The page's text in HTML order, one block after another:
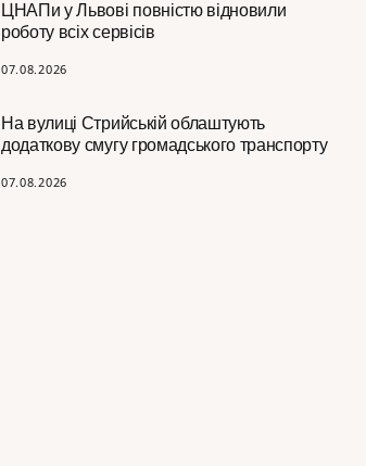
ЦНАПи у Львові повністю відновили
роботу всіх сервісів
07.08.2026
На вулиці Стрийській облаштують
додаткову смугу громадського транспорту
07.08.2026